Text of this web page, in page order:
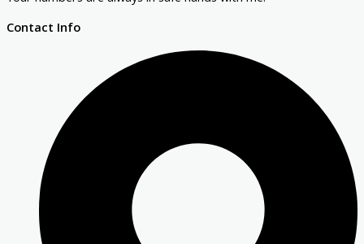
Contact Info